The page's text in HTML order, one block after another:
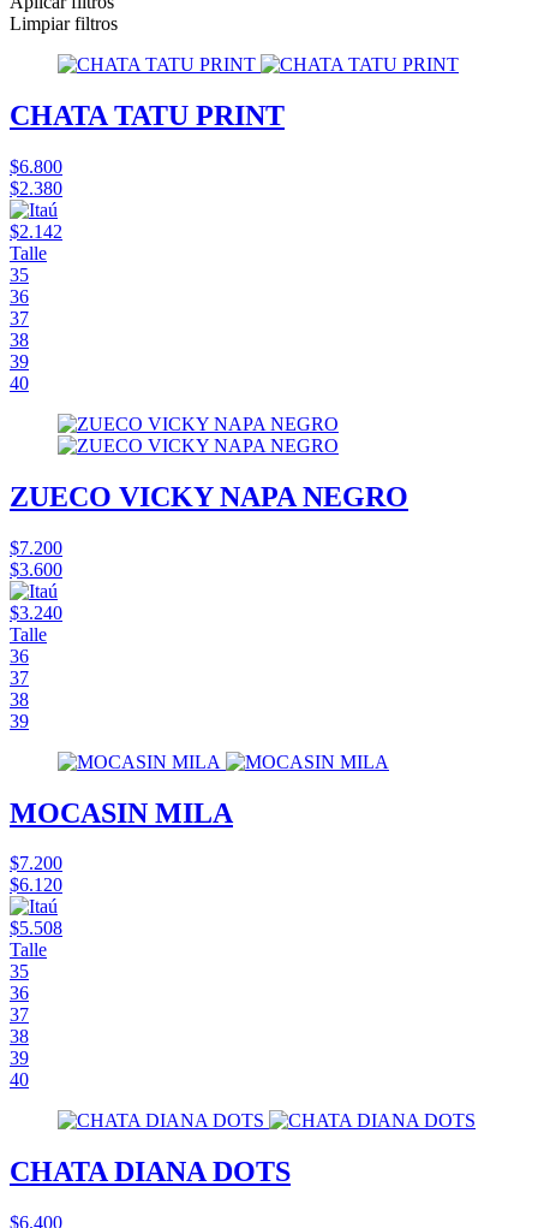
Limpiar filtros
CHATA TATU PRINT
$6.800
$2.380
$2.142
Talle
35
36
37
38
39
40
ZUECO VICKY NAPA NEGRO
$7.200
$3.600
$3.240
Talle
36
37
38
39
MOCASIN MILA
$7.200
$6.120
$5.508
Talle
35
36
37
38
39
40
CHATA DIANA DOTS
$6.400